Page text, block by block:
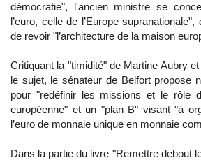
démocratie", l'ancien ministre se
l’euro, celle de l’Europe
de revoir "l’architecture de la maison
Critiquant la "timidité" de Martine Aubry
le sujet, le sénateur de Belfort propose
pour "redéfinir les missions et le rôle
européenne" et un "plan B" visant "à
l’euro de monnaie unique en monnaie
Dans la partie du livre "Remettre debout